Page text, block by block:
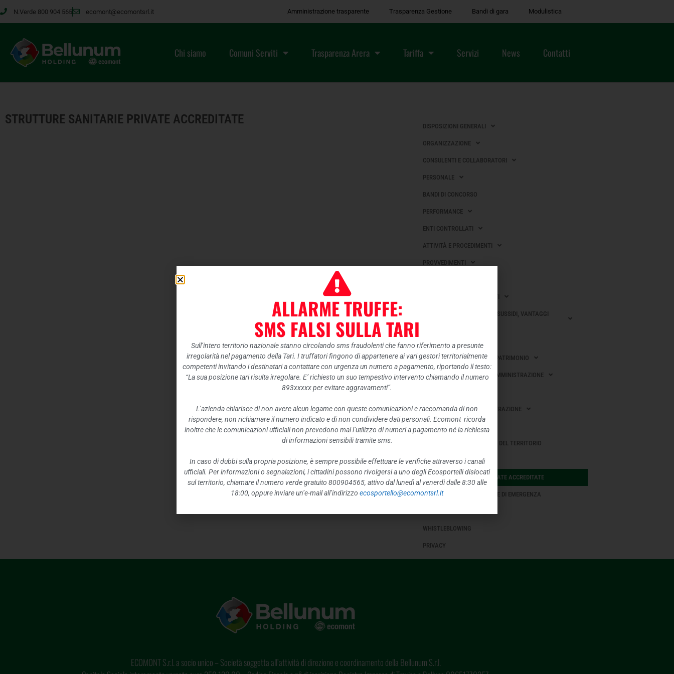
N.Verde 800 904 565 ecomont@ecomontsrl.it Amministrazione trasparente Trasparenza Gestione Bandi di gara Modulistica
Chi siamo Comuni Serviti Trasparenza Arera Tariffa Servizi News Contatti
STRUTTURE SANITARIE PRIVATE ACCREDITATE DISPOSIZIONI GENERALI
ORGANIZZAZIONE
CONSULENTI E COLLABORATORI
PERSONALE
BANDI DI CONCORSO
PERFORMANCE
ENTI CONTROLLATI
ATTIVITÀ E PROCEDIMENTI
PROVVEDIMENTI
BANDI DI GARA E CONTRATTI
SOVVENZIONI, CONTRIBUTI, SUSSIDI, VANTAGGI
BENI IMMOBILI E GESTIONE PATRIMONIO
CONTROLLI E RILIEVI SULL’AMMINISTRAZIONE
PAGAMENTI DELL’AMMINISTRAZIONE
OPERE PUBBLICHE
PIANIFICAZIONE E GOVERNO DEL TERRITORIO
INFORMAZIONI AMBIENTALI
STRUTTURE SANITARIE PRIVATE ACCREDITATE
INTERVENTI STRAORDINARI E DI EMERGENZA
WHISTLEBLOWING
PRIVACY
ECOMONT S.r.l. a socio unico – Società soggetta all’attività di direzione e coordinamento della Bellunum S.r.l.
ALLARME TRUFFE:
SMS FALSI SULLA TARI
Sull’intero territorio nazionale stanno circolando sms fraudolenti che fanno riferimento a presunte
irregolarità nel pagamento della Tari. I truffatori fingono di appartenere ai vari gestori territorialmente
competenti invitando i destinatari a contattare con urgenza un numero a pagamento, riportando il testo:
“La sua posizione tari risulta irregolare. E’ richiesto un suo tempestivo intervento chiamando il numero
893xxxxx per evitare aggravamenti”.
L’azienda chiarisce di non avere alcun legame con queste comunicazioni e raccomanda di non
rispondere, non richiamare il numero indicato e di non condividere dati personali. Ecomont ricorda
inoltre che le comunicazioni ufficiali non prevedono mai l’utilizzo di numeri a pagamento né la richiesta
di informazioni sensibili tramite sms.
In caso di dubbi sulla propria posizione, è sempre possibile effettuare le verifiche attraverso i canali
ufficiali. Per informazioni o segnalazioni, i cittadini possono rivolgersi a uno degli Ecosportelli dislocati
sul territorio, chiamare il numero verde gratuito 800904565, attivo dal lunedì al venerdì dalle 8:30 alle
18:00, oppure inviare un’e-mail all’indirizzo ecosportello@ecomontsrl.it